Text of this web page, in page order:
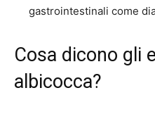
gastrointestinali come
Cosa dicono gli
albicocca?